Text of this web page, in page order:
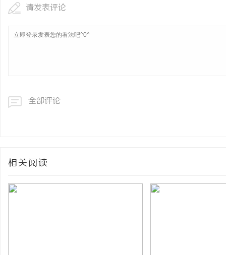
请发表评论
全部评论
相关阅读